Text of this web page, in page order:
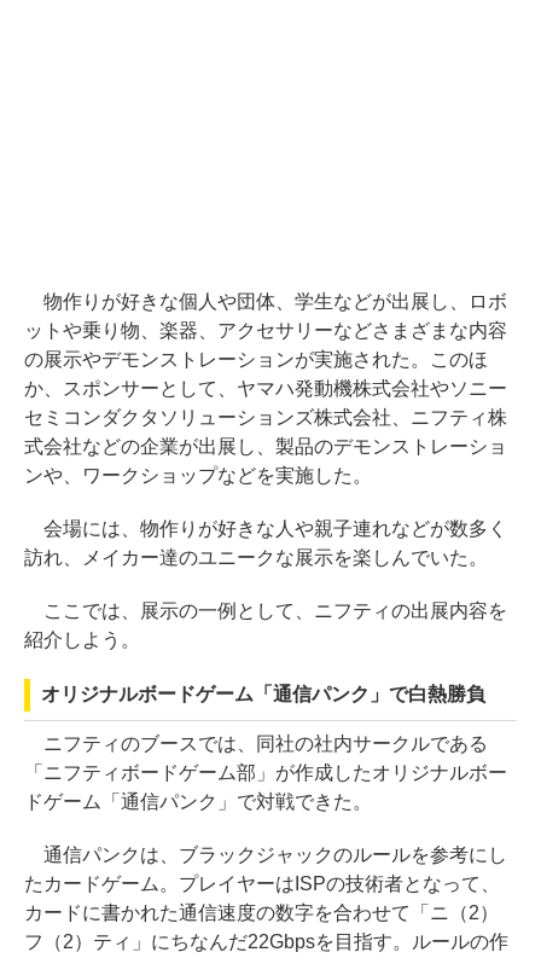
物作りが好きな個人や団体、学生などが出展し、ロボ
ットや乗り物、楽器、アクセサリーなどさまざまな内容
の展示やデモンストレーションが実施された。このほ
か、スポンサーとして、ヤマハ発動機株式会社やソニー
セミコンダクタソリューションズ株式会社、ニフティ株
式会社などの企業が出展し、製品のデモンストレーショ
ンや、ワークショップなどを実施した。
会場には、物作りが好きな人や親子連れなどが数多く
訪れ、メイカー達のユニークな展示を楽しんでいた。
ここでは、展示の一例として、ニフティの出展内容を
紹介しよう。
オリジナルボードゲーム「通信パンク」で白熱勝負
ニフティのブースでは、同社の社内サークルである
「ニフティボードゲーム部」が作成したオリジナルボー
ドゲーム「通信パンク」で対戦できた。
通信パンクは、ブラックジャックのルールを参考にし
たカードゲーム。プレイヤーはISPの技術者となって、
カードに書かれた通信速度の数字を合わせて「ニ（2）
フ（2）ティ」にちなんだ22Gbpsを目指す。ルールの作